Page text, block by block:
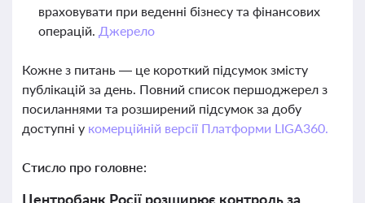
враховувати при веденні бізнесу та фінансових
операцій. Джерело
Кожне з питань — це короткий підсумок змісту
публікацій за день. Повний список першоджерел з
посиланнями та розширений підсумок за добу
доступні у комерційній версії Платформи LIGA360.
Стисло про головне:
Центробанк Росії розширює контроль за